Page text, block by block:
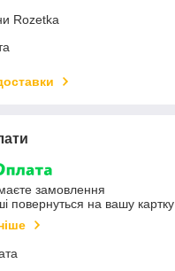
Rozetka
замовлення
повернуться на вашу картку